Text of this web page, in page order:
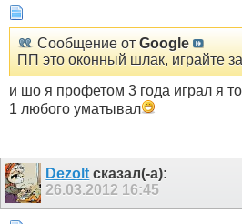
Сообщение от Google
ПП это оконный шлак, играйте
и шо я профетом 3 года играл я
1 любого уматывал
Dezolt сказал(-а):
26.03.2012 16:45